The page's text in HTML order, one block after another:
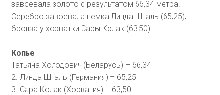
завоевала золото с результатом 66,34 метра.
Серебро завоевала немка Линда Шталь (65,25),
бронза у хорватки Сары Колак (63,50).
Копье
Татьяна Холодович (Беларусь) – 66,34
2. Линда Шталь (Германия) – 65,25
3. Сара Колак (Хорватия) – 63,50...